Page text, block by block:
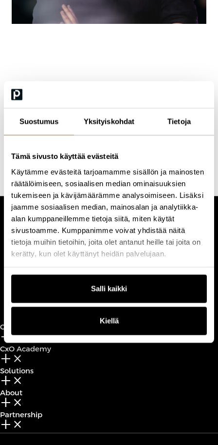
Suostumus Yksityiskohdat Tietoja
Tämä sivusto käyttää evästeitä
Käytämme evästeitä tarjoamamme sisällön ja mainosten
räätälöimiseen, sosiaalisen median ominaisuuksien
tukemiseen ja kävijämäärämme analysoimiseen. Lisäksi
jaamme sosiaalisen median, mainosalan ja analytiikka-
alan kumppaneillemme tietoja siitä, miten käytät
sivustoamme. Kumppanimme voivat yhdistää näitä
tietoja muihin tietoihin, joita olet antanut heille tai joita on
kerätty, kun olet käyttänyt heidän palvelujaan.
Salli kaikki
Kiellä
CYBER BUSINESS EXECUTIVE | LOIHDE (FI)
Miku Vogt is a security generalist with 15 years of experience
across both physical and cyber security. Today, Miku focuses on
designing and developing new cyber security services, helping
technologies to meet their evolving security needs.
CUSTOMERCARE
Keilaranta 1 A, 02150 Espoo
+358 (0)20 780 6220
customerservice@professio.fi
CxO Circles
add_2close
CxO Academy
add_2 close
Solutions
add_2 close
About
add_2 close
Partnership
add_2 close